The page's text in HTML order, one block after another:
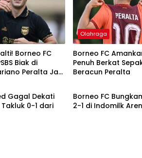
Borneo FC
Biak di
Peralta Jadi
Olahraga
Borneo FC
Penuh Berkat
Beracun Peralta
Gagal Dekati
Takluk 0-1 dari
Olahraga
Borneo FC
2-1 di Indomilk